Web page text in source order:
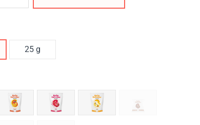
25 g